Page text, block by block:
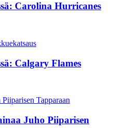
Carolina Hurricanes
Calgary Flames
Juho Piiparisen